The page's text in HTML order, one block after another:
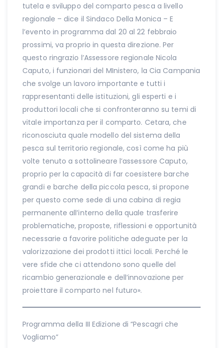
tutela e sviluppo del comparto pesca a livello
regionale – dice il Sindaco Della Monica – E
l’evento in programma dal 20 al 22 febbraio
prossimi, va proprio in questa direzione. Per
questo ringrazio l’Assessore regionale Nicola
Caputo, i funzionari del MInistero, la Cia Campania
che svolge un lavoro importante e tutti i
rappresentanti delle istituzioni, gli esperti e i
produttori locali che si confronteranno su temi di
vitale importanza per il comparto. Cetara, che
riconosciuta quale modello del sistema della
pesca sul territorio regionale, così come ha più
volte tenuto a sottolineare l’assessore Caputo,
proprio per la capacità di far coesistere barche
grandi e barche della piccola pesca, si propone
per questo come sede di una cabina di regia
permanente all’interno della quale trasferire
problematiche, proposte, riflessioni e opportunità
necessarie a favorire politiche adeguate per la
valorizzazione dei prodotti ittici locali. Perché le
vere sfide che ci attendono sono quelle del
ricambio generazionale e dell’innovazione per
proiettare il comparto nel futuro».
Programma della III Edizione di “Pescagri che
Vogliamo”